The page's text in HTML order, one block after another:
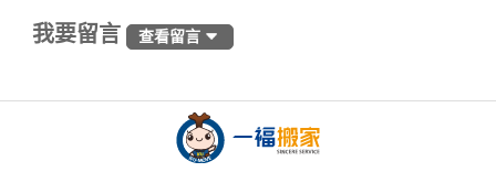
我要留言 查看留言